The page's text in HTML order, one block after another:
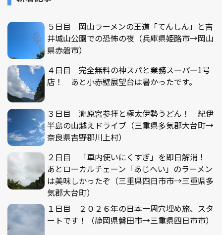
５日目 岡山ラーメンの王道「てんしん」と吉
井城山公園での恐怖の夜（兵庫県姫路市→岡山
県赤磐市）
４日目 完全無料の神スパと業務スーパー1号
店！ あと小赤壁展望台は暑かったです。
３日目 瀧原宮参拝と極太伊勢うどん！ 紀伊
半島の山越えドライブ（三重県多気郡大台町→
奈良県吉野郡川上村）
２日目 「車内使いにくすぎ」を即日解消！
あとローカルチェーン「あじへい」のラーメン
は美味しかったぞ（三重県四日市市→三重県多
気郡大台町）
１日目 ２０２６年の日本一周穴埋め旅、スタ
ートです！（静岡県磐田市→三重県四日市市）